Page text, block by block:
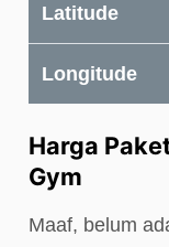
Latitude
Longitude
Harga
Gym
Maaf, belum